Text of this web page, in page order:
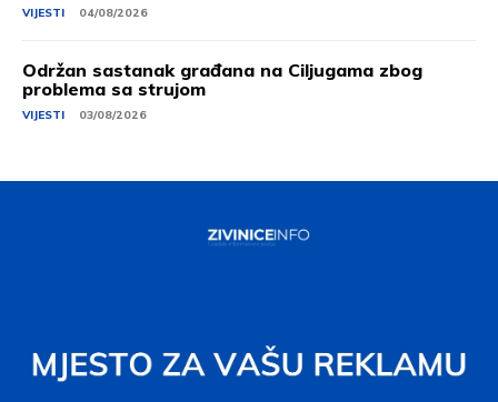
VIJESTI 04/08/2026
Održan sastanak građana na Ciljugama zbog
problema sa strujom
VIJESTI 03/08/2026